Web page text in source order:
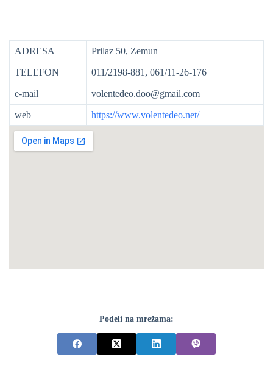
ADRESA Prilaz 50, Zemun
TELEFON 011/2198-881, 061/11-26-176
e-mail volentedeo.doo@gmail.com
web https://www.volentedeo.net/
Podeli na mrežama: